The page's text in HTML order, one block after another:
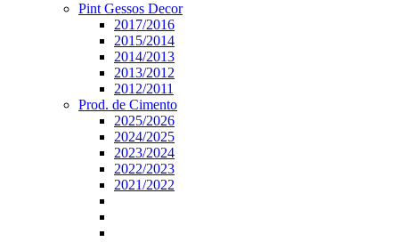
Pint Gessos Decor
2017/2016
2015/2014
2014/2013
2013/2012
2012/2011
Prod. de Cimento
2025/2026
2024/2025
2023/2024
2022/2023
2021/2022